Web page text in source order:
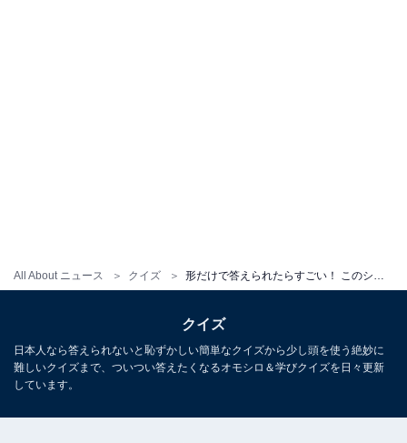
All About ニュース クイズ 形だけで答えられたらすごい！ このシルエットはどこ？ 【反転・都道府県クイズ】
クイズ
日本人なら答えられないと恥ずかしい簡単なクイズから少し頭を使う絶妙に
難しいクイズまで、ついつい答えたくなるオモシロ＆学びクイズを日々更新
しています。